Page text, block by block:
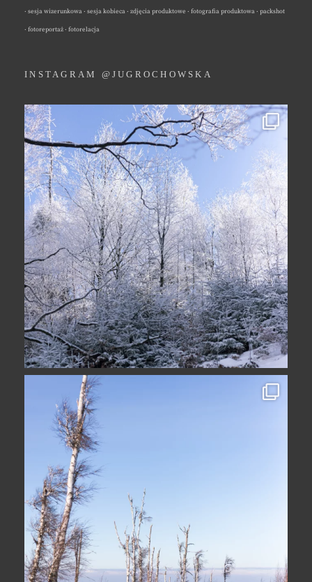
· sesja wizerunkowa · sesja kobieca · zdjęcia produktowe · fotografia produktowa · packshot
· fotoreportaż · fotorelacja
INSTAGRAM @JUGROCHOWSKA